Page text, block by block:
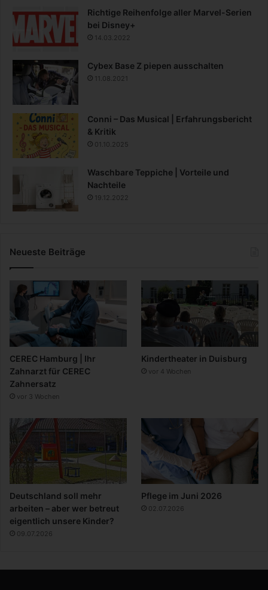
Richtige Reihenfolge aller Marvel-Serien
bei Disney+
14.03.2022
Cybex Base Z piepen ausschalten
11.08.2021
Conni – Das Musical | Erfahrungsbericht
& Kritik
01.10.2025
Waschbare Teppiche | Vorteile und
Nachteile
19.12.2022
Neueste Beiträge
CEREC Hamburg | Ihr
Zahnarzt für CEREC
Zahnersatz
vor 3 Wochen
Kindertheater in Duisburg
vor 4 Wochen
Deutschland soll mehr
arbeiten – aber wer betreut
eigentlich unsere Kinder?
09.07.2026
Pflege im Juni 2026
02.07.2026